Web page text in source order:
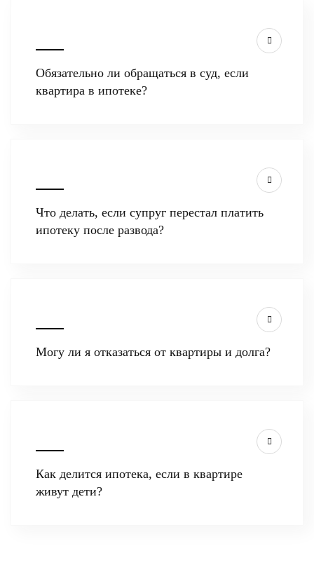
Обязательно ли обращаться в суд, если
квартира в ипотеке?
Что делать, если супруг перестал платить
ипотеку после развода?
Могу ли я отказаться от квартиры и долга?
Как делится ипотека, если в квартире
живут дети?